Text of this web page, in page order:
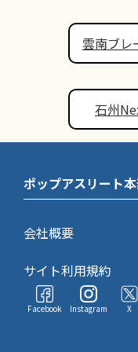
雲南ブレ
石州
ポップアスリート
会社概要
サイト利用規約
Facebook Instagram X